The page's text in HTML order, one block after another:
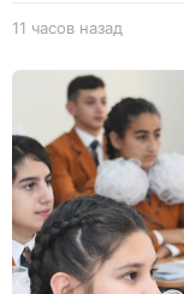
11 часов назад
ч
а
с
о
в
н
а
з
д